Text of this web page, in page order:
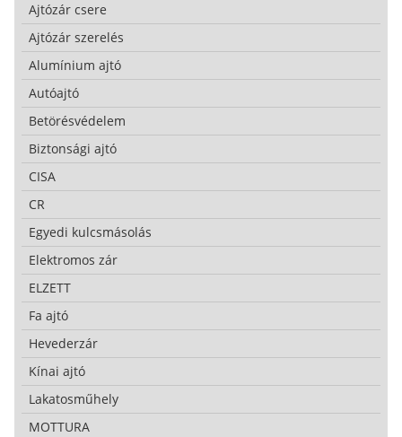
Ajtózár csere
Ajtózár szerelés
Alumínium ajtó
Autóajtó
Betörésvédelem
Biztonsági ajtó
CISA
CR
Egyedi kulcsmásolás
Elektromos zár
ELZETT
Fa ajtó
Hevederzár
Kínai ajtó
Lakatosműhely
MOTTURA